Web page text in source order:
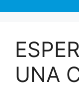
UNA